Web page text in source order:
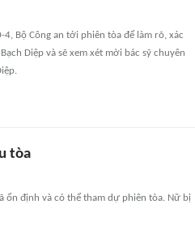
Bộ Công an tới phiên tòa để làm rõ, xác
Diệp và sẽ xem xét mời bác sỹ chuyên
tòa
ổn định và có thể tham dự phiên tòa. Nữ bị